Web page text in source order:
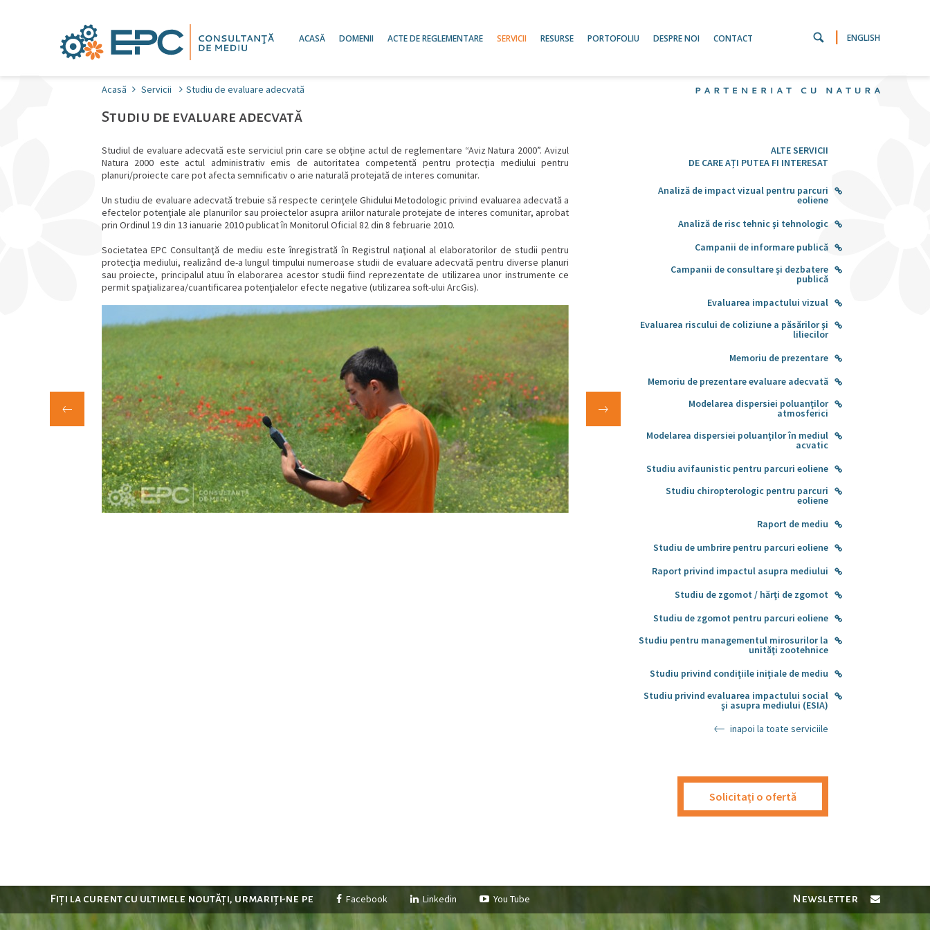
ACASĂ DOMENII ACTE DE REGLEMENTARE SERVICII RESURSE PORTOFOLIU DESPRE NOI CONTACT | ENGLISH
Acasă Servicii Studiu de evaluare adecvată
Studiu de evaluare adecvată
Studiul de evaluare adecvată este serviciul prin care se obţine actul de reglementare “Aviz Natura 2000”. Avizul
Natura 2000 este actul administrativ emis de autoritatea competentă pentru protecţia mediului pentru
planuri/proiecte care pot afecta semnificativ o arie naturală protejată de interes comunitar.
Un studiu de evaluare adecvată trebuie să respecte cerinţele Ghidului Metodologic privind evaluarea adecvată a
efectelor potenţiale ale planurilor sau proiectelor asupra ariilor naturale protejate de interes comunitar, aprobat
prin Ordinul 19 din 13 ianuarie 2010 publicat în Monitorul Oficial 82 din 8 februarie 2010.
Societatea EPC Consultanţă de mediu este înregistrată în Registrul naţional al elaboratorilor de studii pentru
protecţia mediului, realizând de-a lungul timpului numeroase studii de evaluare adecvată pentru diverse planuri
sau proiecte, principalul atuu în elaborarea acestor studii fiind reprezentate de utilizarea unor instrumente ce
permit spaţializarea/cuantificarea potenţialelor efecte negative (utilizarea soft-ului ArcGis).
ALTE SERVICII
DE CARE AȚI PUTEA FI INTERESAT
Analiză de impact vizual pentru parcuri
eoliene
Analiză de risc tehnic şi tehnologic
Campanii de informare publică
Campanii de consultare şi dezbatere
publică
Evaluarea impactului vizual
Evaluarea riscului de coliziune a păsărilor şi
liliecilor
Memoriu de prezentare
Memoriu de prezentare evaluare adecvată
Modelarea dispersiei poluanţilor
atmosferici
Modelarea dispersiei poluanţilor în mediul
acvatic
Studiu avifaunistic pentru parcuri eoliene
Studiu chiropterologic pentru parcuri
eoliene
Raport de mediu
Studiu de umbrire pentru parcuri eoliene
Raport privind impactul asupra mediului
Studiu de zgomot / hărţi de zgomot
Studiu de zgomot pentru parcuri eoliene
Studiu pentru managementul mirosurilor la
unităţi zootehnice
Studiu privind condiţiile iniţiale de mediu
Studiu privind evaluarea impactului social
şi asupra mediului (ESIA)
inapoi la toate serviciile
Solicitați o ofertă
Fiți la curent cu ultimele noutăți, urmariți-ne pe Facebook Linkedin You Tube Newsletter